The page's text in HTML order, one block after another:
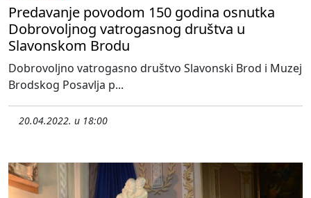
Predavanje povodom 150 godina osnutka
Dobrovoljnog vatrogasnog društva u
Slavonskom Brodu
Dobrovoljno vatrogasno društvo Slavonski Brod i Muzej
Brodskog Posavlja p...
20.04.2022. u 18:00